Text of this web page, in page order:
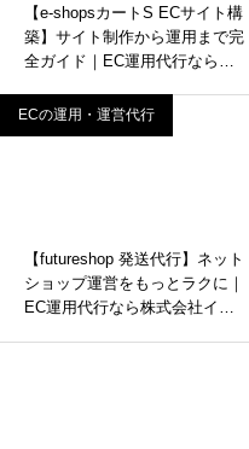
【e-shopsカートS ECサイト構
築】サイト制作から運用まで完
全ガイド｜EC運用代行なら株
ECの運用・運営代行
【futureshop 発送代行】ネット
ショップ運営をもっとラクに｜
EC運用代行なら株式会社イン